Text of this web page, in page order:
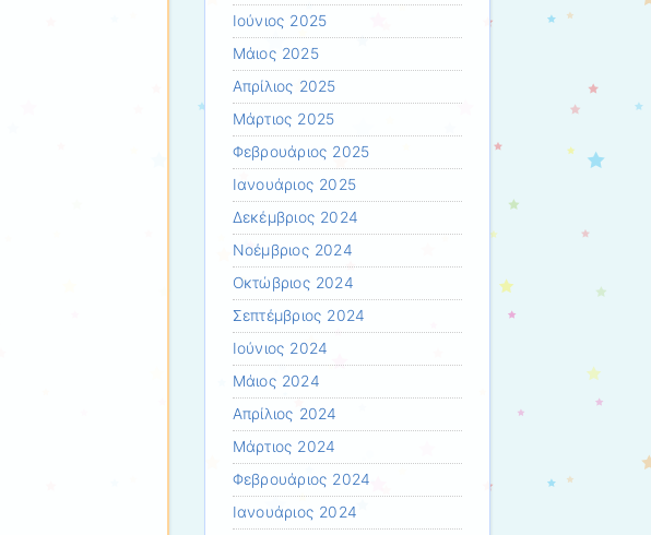
Ιούνιος 2025
Μάιος 2025
Απρίλιος 2025
Μάρτιος 2025
Φεβρουάριος 2025
Ιανουάριος 2025
Δεκέμβριος 2024
Νοέμβριος 2024
Οκτώβριος 2024
Σεπτέμβριος 2024
Ιούνιος 2024
Μάιος 2024
Απρίλιος 2024
Μάρτιος 2024
Φεβρουάριος 2024
Ιανουάριος 2024